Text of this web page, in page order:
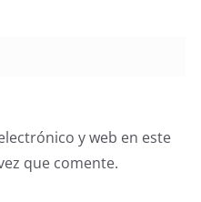
y web en este
que comente.